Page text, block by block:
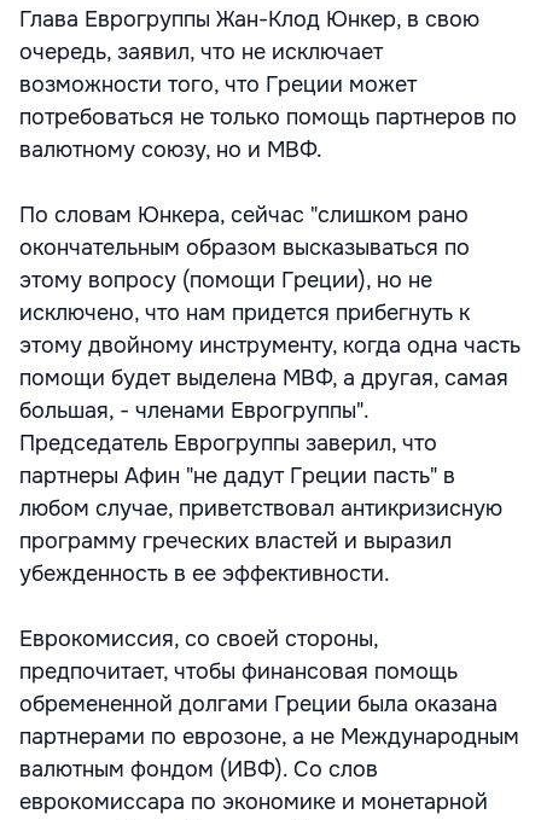
Глава Еврогруппы Жан-Клод Юнкер, в свою
очередь, заявил, что не исключает
возможности того, что Греции может
потребоваться не только помощь партнеров по
валютному союзу, но и МВФ.
По словам Юнкера, сейчас "слишком рано
окончательным образом высказываться по
этому вопросу (помощи Греции), но не
исключено, что нам придется прибегнуть к
этому двойному инструменту, когда одна часть
помощи будет выделена МВФ, а другая, самая
большая, - членами Еврогруппы".
Председатель Еврогруппы заверил, что
партнеры Афин "не дадут Греции пасть" в
любом случае, приветствовал антикризисную
программу греческих властей и выразил
убежденность в ее эффективности.
Еврокомиссия, со своей стороны,
предпочитает, чтобы финансовая помощь
обремененной долгами Греции была оказана
партнерами по еврозоне, а не Международным
валютным фондом (ИВФ). Со слов
еврокомиссара по экономике и монетарной